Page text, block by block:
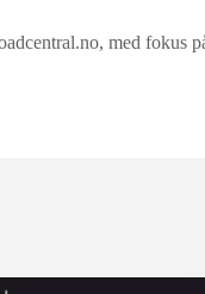
med fokus